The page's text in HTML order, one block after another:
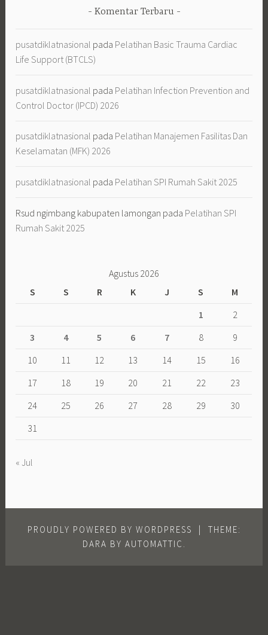
Komentar Terbaru
pusatdiklatnasional pada Pelatihan Basic Trauma Cardiac
Life Support (BTCLS)
pusatdiklatnasional pada Pelatihan Infection Prevention and
Control Doctor (IPCD) 2026
pusatdiklatnasional pada Pelatihan Manajemen Fasilitas Dan
Keselamatan (MFK) 2026
pusatdiklatnasional pada Pelatihan SPI Rumah Sakit 2025
Rsud ngimbang kabupaten lamongan pada Pelatihan SPI
Rumah Sakit 2025
Agustus 2026
S
S R K J S
M
1
2
3
4 5 6 7 8
9
10
11 12 13 14 15
16
17
18 19 20 21 22
23
24
25 26 27 28 29
30
31
« Jul
PROUDLY POWERED BY WORDPRESS
THEME:
DARA BY AUTOMATTIC .